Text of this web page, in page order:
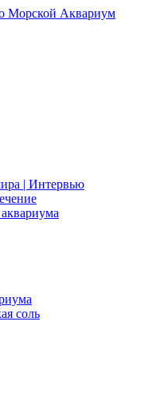
| Интервью
соль